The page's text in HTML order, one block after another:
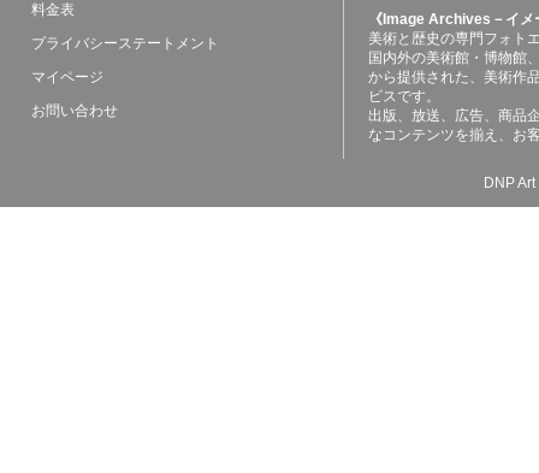
料金表
プライバシーステートメント
マイページ
お問い合わせ
《Image Archives－イ
美術と歴史の専門フォト
国内外の美術館・博物館
から提供された、美術作
ビスです。
出版、放送、広告、商品
なコンテンツを揃え、お
DNP